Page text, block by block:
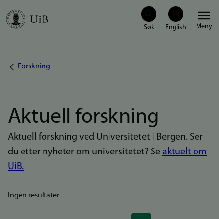
Hopp
Meny
Navigasjonssti
Forskning
Aktuell forskning
Aktuell forskning ved Universitetet i Bergen. Ser
du etter nyheter om universitetet? Se aktuelt om
UiB.
Ingen resultater.